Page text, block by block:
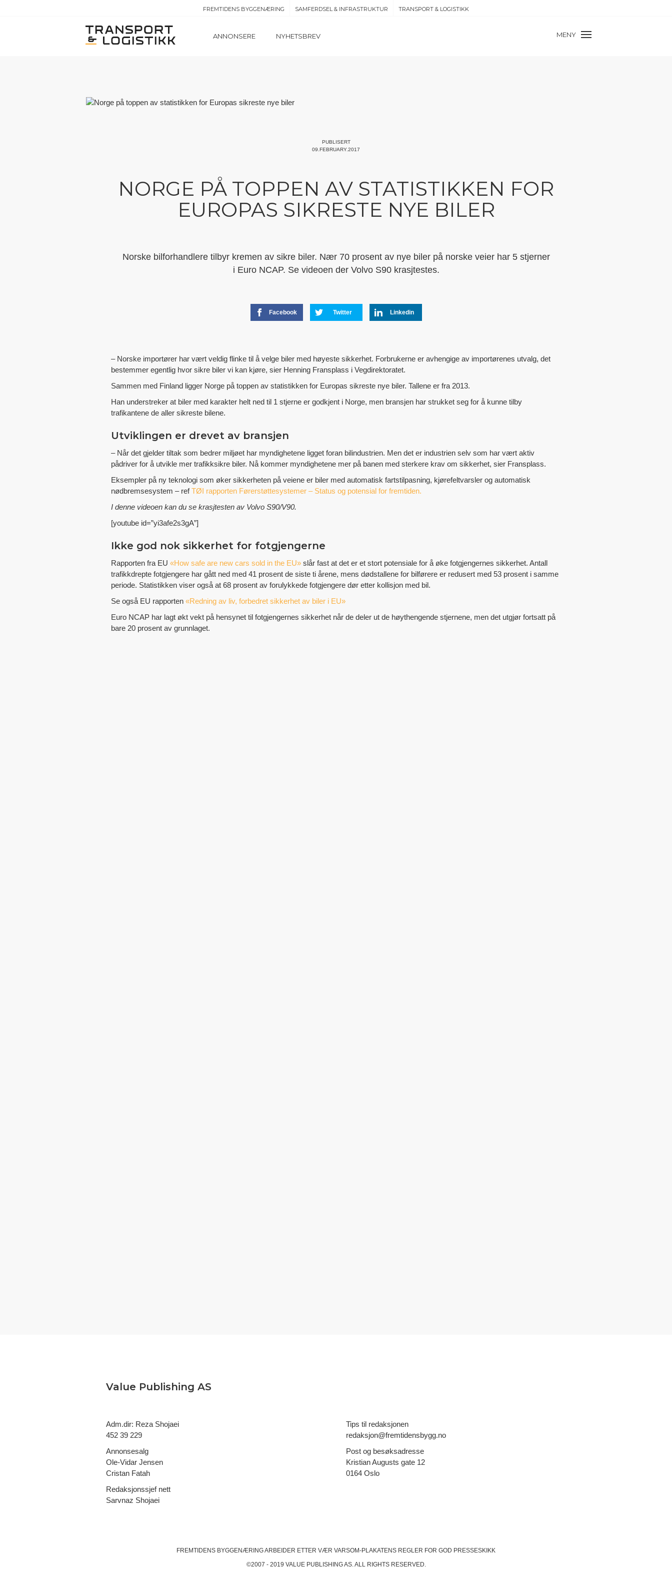
FREMTIDENS BYGGENÆRING SAMFERDSEL & INFRASTRUKTUR TRANSPORT & LOGISTIKK
ANNONSERE NYHETSBREV MENY
PUBLISERT
09.FEBRUARY.2017
NORGE PÅ TOPPEN AV STATISTIKKEN FOR
EUROPAS SIKRESTE NYE BILER
Norske bilforhandlere tilbyr kremen av sikre biler. Nær 70 prosent av nye biler på norske veier har 5 stjerner
i Euro NCAP. Se videoen der Volvo S90 krasjtestes.
Facebook Twitter Linkedin
– Norske importører har vært veldig flinke til å velge biler med høyeste sikkerhet. Forbrukerne er avhengige av importørenes utvalg, det
bestemmer egentlig hvor sikre biler vi kan kjøre, sier Henning Fransplass i Vegdirektoratet.
Sammen med Finland ligger Norge på toppen av statistikken for Europas sikreste nye biler. Tallene er fra 2013.
Han understreker at biler med karakter helt ned til 1 stjerne er godkjent i Norge, men bransjen har strukket seg for å kunne tilby
trafikantene de aller sikreste bilene.
Utviklingen er drevet av bransjen
– Når det gjelder tiltak som bedrer miljøet har myndighetene ligget foran bilindustrien. Men det er industrien selv som har vært aktiv
pådriver for å utvikle mer trafikksikre biler. Nå kommer myndighetene mer på banen med sterkere krav om sikkerhet, sier Fransplass.
Eksempler på ny teknologi som øker sikkerheten på veiene er biler med automatisk fartstilpasning, kjørefeltvarsler og automatisk
nødbremsesystem – refTØI rapporten Førerstøttesystemer – Status og potensial for fremtiden.
I denne videoen kan du se krasjtesten av Volvo S90/V90.
[youtube id=”yi3afe2s3gA”]
Ikke god nok sikkerhet for fotgjengerne
Rapporten fra EU «How safe are new cars sold in the EU» slår fast at det er et stort potensiale for å øke fotgjengernes sikkerhet. Antall
trafikkdrepte fotgjengere har gått ned med 41 prosent de siste ti årene, mens dødstallene for bilførere er redusert med 53 prosent i samme
periode. Statistikken viser også at 68 prosent av forulykkede fotgjengere dør etter kollisjon med bil.
Se også EU rapporten «Redning av liv, forbedret sikkerhet av biler i EU»
Euro NCAP har lagt økt vekt på hensynet til fotgjengernes sikkerhet når de deler ut de høythengende stjernene, men det utgjør fortsatt på
bare 20 prosent av grunnlaget.
Value Publishing AS
Adm.dir: Reza Shojaei
452 39 229
Annonsesalg
Ole-Vidar Jensen
Cristan Fatah
Redaksjonssjef nett
Sarvnaz Shojaei
Tips til redaksjonen
redaksjon@fremtidensbygg.no
Post og besøksadresse
Kristian Augusts gate 12
0164 Oslo
FREMTIDENS BYGGENÆRING ARBEIDER ETTER VÆR VARSOM-PLAKATENS REGLER FOR GOD PRESSESKIKK
©2007 - 2019 VALUE PUBLISHING AS. ALL RIGHTS RESERVED.